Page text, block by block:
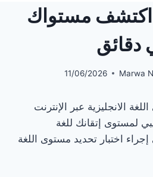
| اكتشف مستواك
دقائق
Marwa
11/06/2026
الانجليزية عبر الإنترنت
لمستوى إتقانك للغة
اختبار تحديد مستوى اللغة